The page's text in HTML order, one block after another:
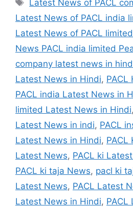
Latest News of PACL
Latest News of PACL india
Latest News of PACL
News PACL india limited
company latest news in
Latest News in Hindi, PACL
PACL india Latest News in
limited Latest News in Hindi,
Latest News in indi, PACL
Latest News in Hindi, PACL
Latest News, PACL ki
PACL ki taja News, pacl ki
Latest News, PACL Latest
Latest News in Hindi, PACL